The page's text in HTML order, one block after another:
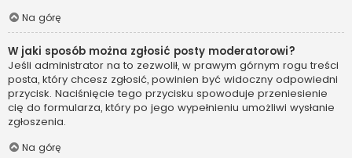
Na górę
W jaki sposób można zgłosić posty moderatorowi?
Jeśli administrator na to zezwolił, w prawym górnym rogu treści
posta, który chcesz zgłosić, powinien być widoczny odpowiedni
przycisk. Naciśnięcie tego przycisku spowoduje przeniesienie
cię do formularza, który po jego wypełnieniu umożliwi wysłanie
zgłoszenia.
Na górę